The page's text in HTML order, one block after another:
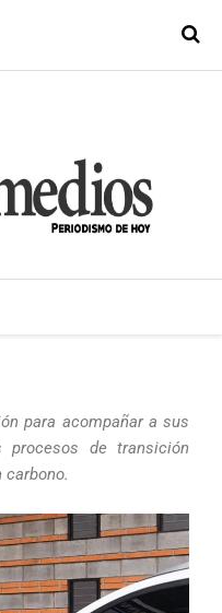
para acompañar a sus
procesos de transición